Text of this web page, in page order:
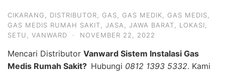
CIKARANG DISTRIBUTOR GAS GAS MEDIK GAS MEDIS
GAS MEDIS RUMAH SAKIT
JASA JAWA BARAT LOKASI
SETU
VANWARD · NOVEMBER 22, 2022
Mencari Distributor Vanward Sistem Instalasi Gas
Medis Rumah Sakit? Hubungi 0812 1393 5332. Kami